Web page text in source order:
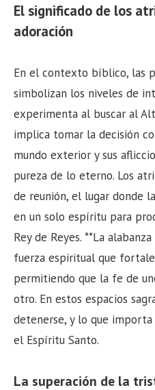
El significado de los
adoración
En el contexto bíblico, las
simbolizan los niveles de
experimenta al buscar al
implica tomar la decisión
mundo exterior y sus
pureza de lo eterno. Los
de reunión, el lugar donde
en un solo espíritu para
Rey de Reyes. **La
fuerza espiritual que
permitiendo que la fe de
otro. En estos espacios
detenerse, y lo que
el Espíritu Santo.
La superación de la